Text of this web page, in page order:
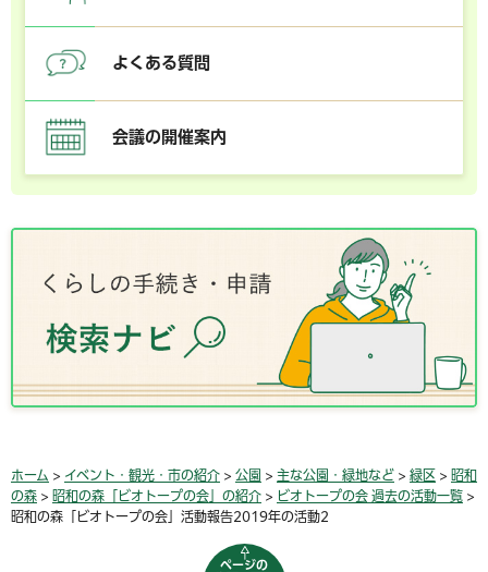
よくある質問
会議の開催案内
ホーム > イベント・観光・市の紹介 > 公園 > 主な公園・緑地など > 緑区 > 昭和
の森 > 昭和の森「ビオトープの会」の紹介 > ビオトープの会 過去の活動一覧 >
昭和の森「ビオトープの会」活動報告2019年の活動2
ページの